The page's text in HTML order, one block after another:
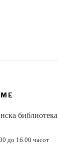
библиотека
до 16.00 часот